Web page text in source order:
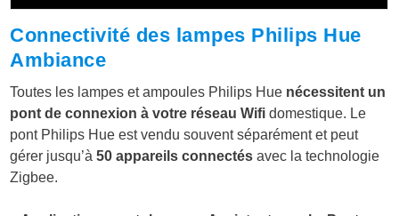
Connectivité des lampes Philips Hue
Ambiance
Toutes les lampes et ampoules Philips Hue nécessitent un
pont de connexion à votre réseau Wifi domestique. Le
pont Philips Hue est vendu souvent séparément et peut
gérer jusqu’à50 appareils connectés avec la technologie
Zigbee.